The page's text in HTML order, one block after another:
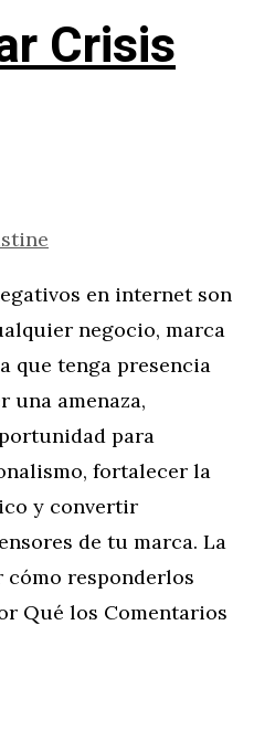
Crisis
en internet son
negocio, marca
que tenga presencia
una amenaza,
para
fortalecer la
y convertir
de tu marca. La
cómo responderlos
Qué los Comentarios